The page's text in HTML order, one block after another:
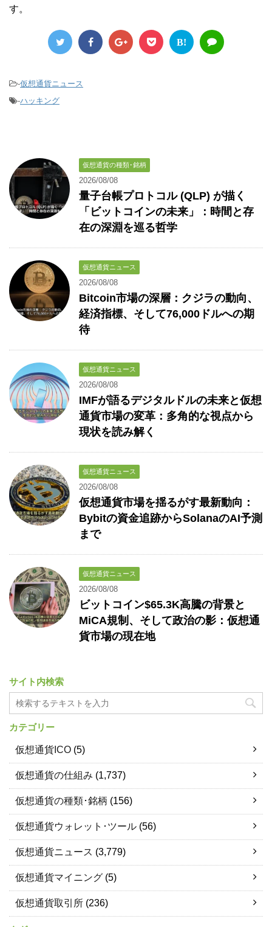
す。
B!
-仮想通貨ニュース
-ハッキング
仮想通貨の種類･銘柄
2026/08/08
量子台帳プロトコル (QLP) が描く
「ビットコインの未来」：時間と存
在の深淵を巡る哲学
仮想通貨ニュース
2026/08/08
Bitcoin市場の深層：クジラの動向、
経済指標、そして76,000ドルへの期
待
仮想通貨ニュース
2026/08/08
IMFが語るデジタルドルの未来と仮想
通貨市場の変革：多角的な視点から
現状を読み解く
仮想通貨ニュース
2026/08/08
仮想通貨市場を揺るがす最新動向：
Bybitの資金追跡からSolanaのAI予測
まで
仮想通貨ニュース
2026/08/08
ビットコイン$65.3K高騰の背景と
MiCA規制、そして政治の影：仮想通
貨市場の現在地
サイト内検索
カテゴリー
仮想通貨ICO (5)
仮想通貨の仕組み (1,737)
仮想通貨の種類･銘柄 (156)
仮想通貨ウォレット･ツール (56)
仮想通貨ニュース (3,779)
仮想通貨マイニング (5)
仮想通貨取引所 (236)